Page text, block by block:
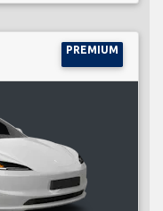
PREMIUM